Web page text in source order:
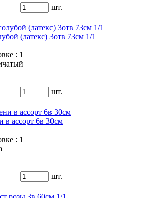
шт.
(латекс) 3отв 73см 1/1
: 1
шт.
в ассорт 6в 30см
: 1
шт.